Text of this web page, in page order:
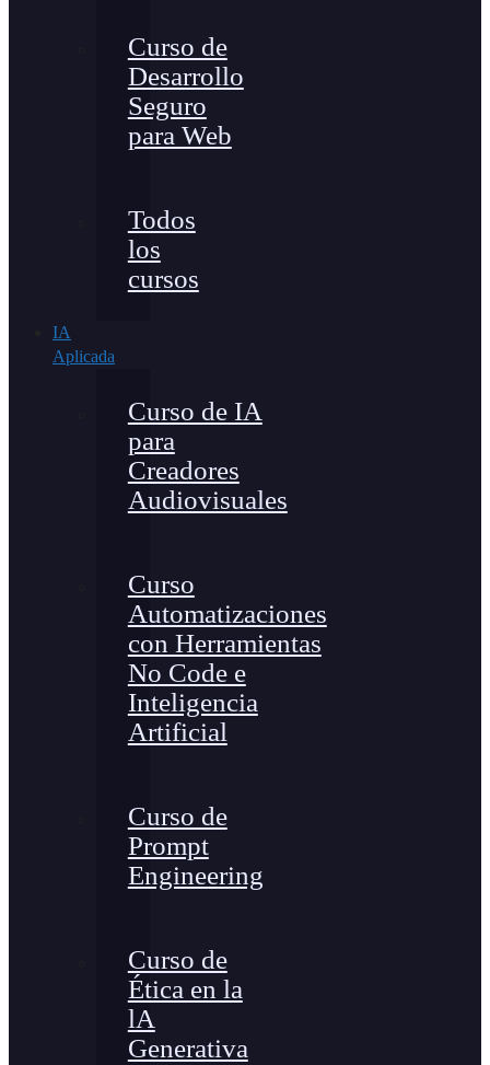
Curso de
Desarrollo
Seguro
para Web
Todos
los
cursos
IA
Aplicada
Curso de IA
para
Creadores
Audiovisuales
Curso
Automatizaciones
con Herramientas
No Code e
Inteligencia
Artificial
Curso de
Prompt
Engineering
Curso de
Ética en la
lA
Generativa